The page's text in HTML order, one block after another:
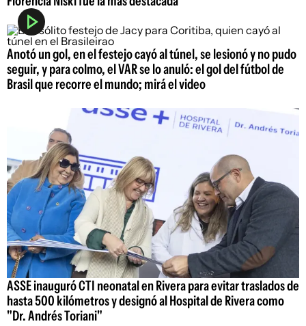
Anotó un gol, en el festejo cayó al túnel, se lesionó y no pudo
seguir, y para colmo, el VAR se lo anuló: el gol del fútbol de
Brasil que recorre el mundo; mirá el video
ASSE inauguró CTI neonatal en Rivera para evitar traslados de
hasta 500 kilómetros y designó al Hospital de Rivera como
"Dr. Andrés Toriani"